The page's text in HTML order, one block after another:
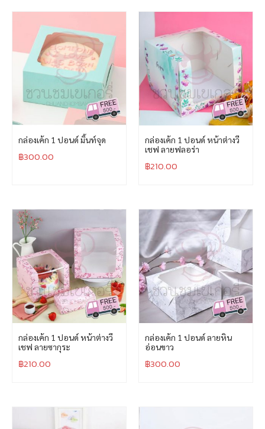
กล่องเค้ก 1 ปอนด์ มิ้นท์จุด
฿300.00
กล่องเค้ก 1 ปอนด์ หน้าต่างวี
เชฟ ลายฟลอร่า
฿210.00
กล่องเค้ก 1 ปอนด์ หน้าต่างวี
เชฟ ลายซากุระ
฿210.00
กล่องเค้ก 1 ปอนด์ ลายหิน
อ่อนขาว
฿300.00